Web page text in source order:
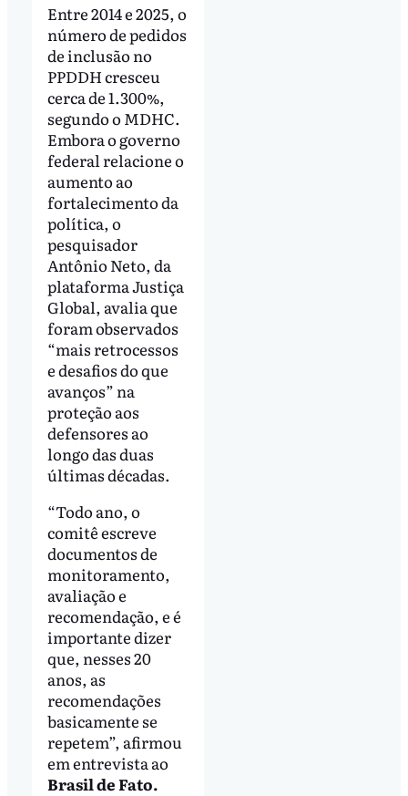
Entre 2014 e 2025, o
número de pedidos
de inclusão no
PPDDH cresceu
cerca de 1.300%,
segundo o MDHC.
Embora o governo
federal relacione o
aumento ao
fortalecimento da
política, o
pesquisador
Antônio Neto, da
plataforma Justiça
Global, avalia que
foram observados
“mais retrocessos
e desafios do que
avanços” na
proteção aos
defensores ao
longo das duas
últimas décadas.
“Todo ano, o
comitê escreve
documentos de
monitoramento,
avaliação e
recomendação, e é
importante dizer
que, nesses 20
anos, as
recomendações
basicamente se
repetem”, afirmou
em entrevista ao
Brasil de Fato.